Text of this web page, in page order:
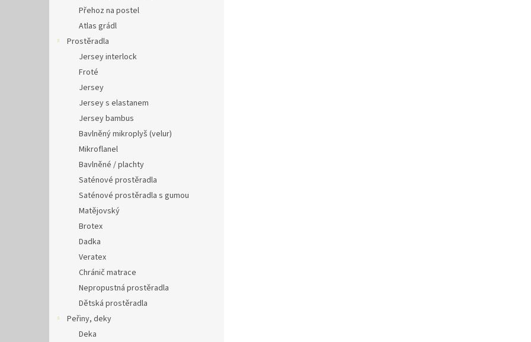
Přehoz na postel
Atlas grádl
Prostěradla
Jersey interlock
Froté
Jersey
Jersey s elastanem
Jersey bambus
Bavlněný mikroplyš (velur)
Mikroflanel
Bavlněné / plachty
Saténové prostěradla
Saténové prostěradla s gumou
Matějovský
Brotex
Dadka
Veratex
Chránič matrace
Nepropustná prostěradla
Dětská prostěradla
Peřiny, deky
Deka